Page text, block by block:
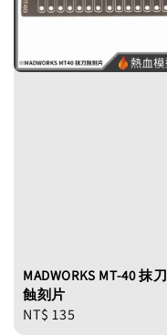
MADWORKS MT-40 抹刀
蝕刻片
Regular
NT$ 135